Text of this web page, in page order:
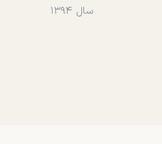
سال ۱۳۹۴